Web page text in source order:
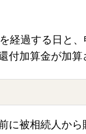
経過する日と
付加算金が加算
に被相続人から